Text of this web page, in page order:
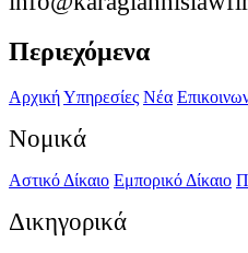
Περιεχόμενα
ΑρχικήΥπηρεσίες Νέα
Νομικά
Αστικό Δίκαιο Εμπορικό Δίκαιο
Δικηγορικά